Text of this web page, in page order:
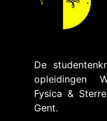
De
opleidingen
Fysica &
Gent.